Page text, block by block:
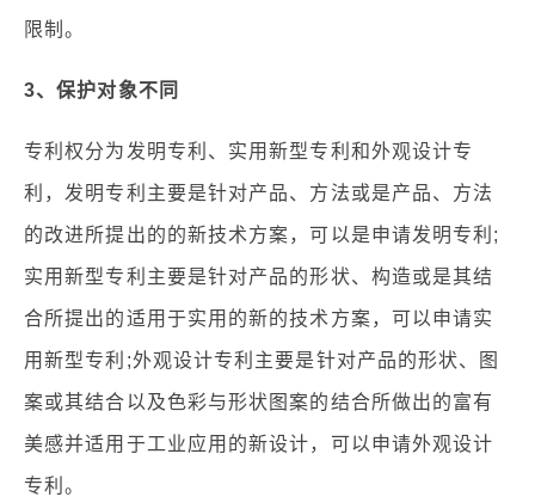
限制。
3、保护对象不同
专利权分为发明专利、实用新型专利和外观设计专
利，发明专利主要是针对产品、方法或是产品、方法
的改进所提出的的新技术方案，可以是申请发明专利;
实用新型专利主要是针对产品的形状、构造或是其结
合所提出的适用于实用的新的技术方案，可以申请实
用新型专利;外观设计专利主要是针对产品的形状、图
案或其结合以及色彩与形状图案的结合所做出的富有
美感并适用于工业应用的新设计，可以申请外观设计
专利。